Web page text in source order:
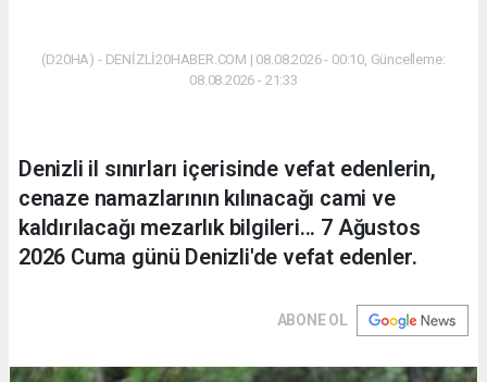
(D20HA) - DENİZLİ20HABER.COM | 08.08.2026 - 00:10, Güncelleme:
08.08.2026 - 21:33
Denizli il sınırları içerisinde vefat edenlerin,
cenaze namazlarının kılınacağı cami ve
kaldırılacağı mezarlık bilgileri... 7 Ağustos
2026 Cuma günü Denizli'de vefat edenler.
ABONE OL